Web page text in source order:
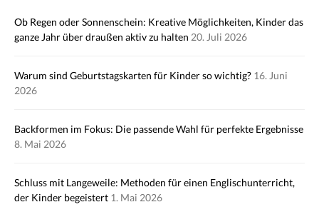
Ob Regen oder Sonnenschein: Kreative Möglichkeiten, Kinder das
ganze Jahr über draußen aktiv zu halten 20. Juli 2026
Warum sind Geburtstagskarten für Kinder so wichtig? 16. Juni
2026
Backformen im Fokus: Die passende Wahl für perfekte Ergebnisse
8. Mai 2026
Schluss mit Langeweile: Methoden für einen Englischunterricht,
der Kinder begeistert 1. Mai 2026